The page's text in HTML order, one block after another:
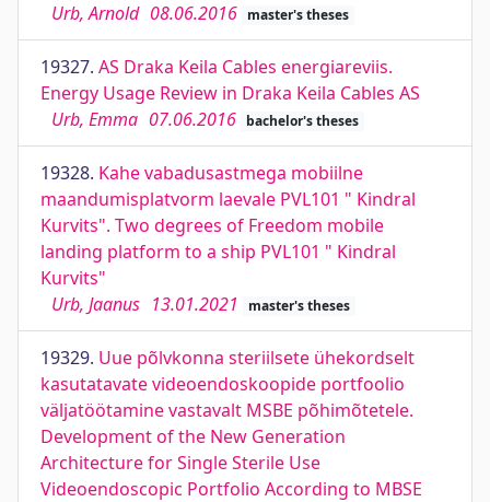
Urb, Arnold 08.06.2016 master's theses
19327. AS Draka Keila Cables energiareviis.
Energy Usage Review in Draka Keila Cables AS
Urb, Emma 07.06.2016 bachelor's theses
19328. Kahe vabadusastmega mobiilne
maandumisplatvorm laevale PVL101 " Kindral
Kurvits". Two degrees of Freedom mobile
landing platform to a ship PVL101 " Kindral
Kurvits"
Urb, Jaanus 13.01.2021 master's theses
19329. Uue põlvkonna steriilsete ühekordselt
kasutatavate videoendoskoopide portfoolio
väljatöötamine vastavalt MSBE põhimõtetele.
Development of the New Generation
Architecture for Single Sterile Use
Videoendoscopic Portfolio According to MBSE